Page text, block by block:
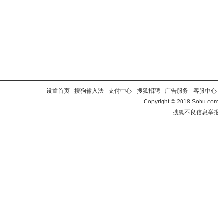
设置首页 - 搜狗输入法 - 支付中心 - 搜狐招聘 - 广告服务 - 客服中心
Copyright©2018
搜狐不良信息举